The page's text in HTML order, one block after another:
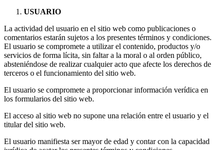
USUARIO
La actividad del usuario en el sitio web como publicaciones o
comentarios estarán sujetos a los presentes términos y condiciones.
El usuario se compromete a utilizar el contenido, productos y/o
servicios de forma lícita, sin faltar a la moral o al orden público,
absteniéndose de realizar cualquier acto que afecte los derechos de
terceros o el funcionamiento del sitio web.
El usuario se compromete a proporcionar información verídica en
los formularios del sitio web.
El acceso al sitio web no supone una relación entre el usuario y el
titular del sitio web.
El usuario manifiesta ser mayor de edad y contar con la capacidad